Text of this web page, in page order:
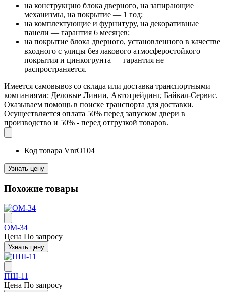
на конструкцию блока дверного, на запирающие
механизмы, на покрытие — 1 год;
на комплектующие и фурнитуру, на декоративные
панели — гарантия 6 месяцев;
на покрытие блока дверного, установленного в качестве
входного с улицы без лакового атмосферостойкого
покрытия и цинкогрунта — гарантия не
распространяется.
Имеется самовывоз со склада или доставка транспортными
компаниями: Деловые Линии, Автотрейдинг, Байкал-Сервис.
Оказываем помощь в поиске транспорта для доставки.
Осуществляется оплата 50% перед запуском двери в
производство и 50% - перед отгрузкой товаров.
Код товара VnrO104
Узнать цену
Похожие товары
ОМ-34
Цена По запросу
Узнать цену
ПШ-11
Цена По запросу